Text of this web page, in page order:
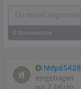
0 Kommentare
hhfp65428
eingetragen
vor 7 Jahren